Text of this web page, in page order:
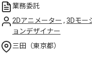
業務委託
2Dアニメーター , 3Dモー
ョンデザイナー
三田（東京都）